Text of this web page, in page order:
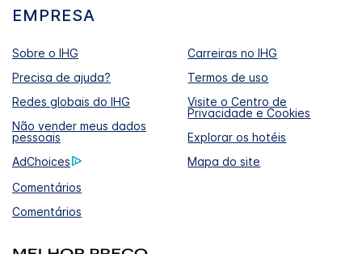
EMPRESA
Sobre o IHG
Carreiras no IHG
Precisa de ajuda?
Termos de uso
Redes globais do IHG
Visite o Centro de
Privacidade e Cookies
Não vender meus dados
pessoais
Explorar os hotéis
AdChoices
Mapa do site
Comentários
Comentários